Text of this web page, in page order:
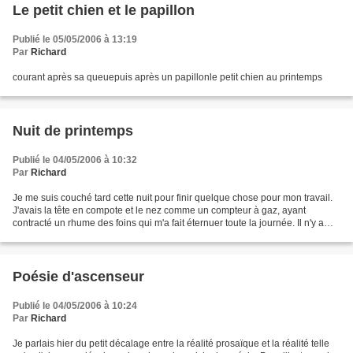
Le petit chien et le papillon
Publié le 05/05/2006 à 13:19
Par Richard
courant après sa queuepuis après un papillonle petit chien au printemps
Nuit de printemps
Publié le 04/05/2006 à 10:32
Par Richard
Je me suis couché tard cette nuit pour finir quelque chose pour mon travail.
J'avais la tête en compote et le nez comme un compteur à gaz, ayant
contracté un rhume des foins qui m'a fait éternuer toute la journée. Il n'y a
Poésie d'ascenseur
Publié le 04/05/2006 à 10:24
Par Richard
Je parlais hier du petit décalage entre la réalité prosaïque et la réalité telle